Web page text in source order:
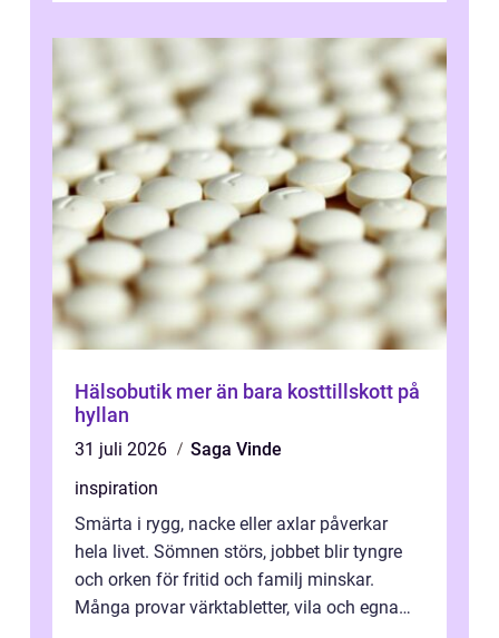
Hälsobutik mer än bara kosttillskott på
hyllan
31 juli 2026
Saga Vinde
inspiration
Smärta i rygg, nacke eller axlar påverkar
hela livet. Sömnen störs, jobbet blir tyngre
och orken för fritid och familj minskar.
Många provar värktabletter, vila och egna